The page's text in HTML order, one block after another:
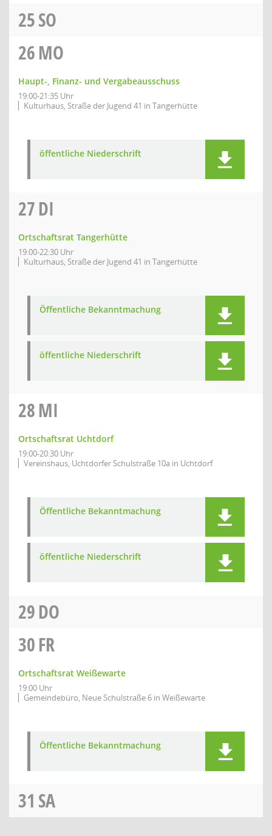
25SO
26MO
Haupt-, Finanz- und Vergabeausschuss
19:00-21:35 Uhr
Kulturhaus, Straße der Jugend 41 in Tangerhütte
öffentliche Niederschrift
27DI
Ortschaftsrat Tangerhütte
19:00-22:30 Uhr
Kulturhaus, Straße der Jugend 41 in Tangerhütte
Öffentliche Bekanntmachung
öffentliche Niederschrift
28MI
Ortschaftsrat Uchtdorf
19:00-20:30 Uhr
Vereinshaus, Uchtdorfer Schulstraße 10a in Uchtdorf
Öffentliche Bekanntmachung
öffentliche Niederschrift
29DO
30FR
Ortschaftsrat Weißewarte
19:00 Uhr
Gemeindebüro, Neue Schulstraße 6 in Weißewarte
Öffentliche Bekanntmachung
31 SA